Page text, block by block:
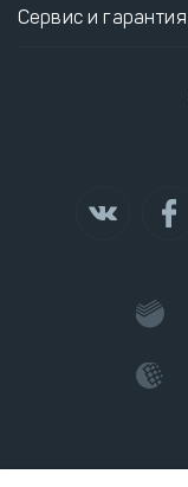
Сервис и гарантия